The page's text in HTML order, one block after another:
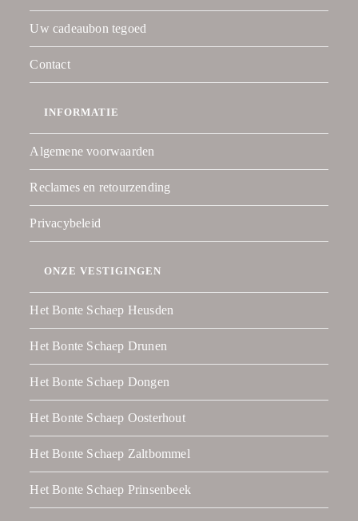
Uw cadeaubon tegoed
Contact
INFORMATIE
Algemene voorwaarden
Reclames en retourzending
Privacybeleid
ONZE VESTIGINGEN
Het Bonte Schaep Heusden
Het Bonte Schaep Drunen
Het Bonte Schaep Dongen
Het Bonte Schaep Oosterhout
Het Bonte Schaep Zaltbommel
Het Bonte Schaep Prinsenbeek